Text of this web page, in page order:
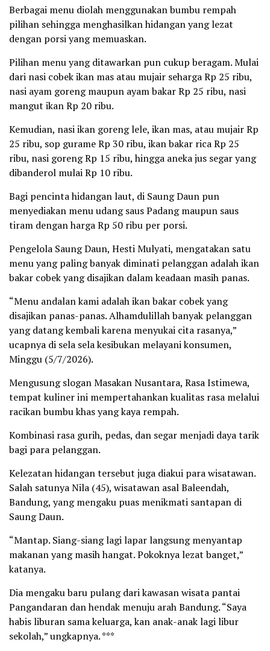
Berbagai menu diolah menggunakan bumbu rempah
pilihan sehingga menghasilkan hidangan yang lezat
dengan porsi yang memuaskan.
Pilihan menu yang ditawarkan pun cukup beragam. Mulai
dari nasi cobek ikan mas atau mujair seharga Rp 25 ribu,
nasi ayam goreng maupun ayam bakar Rp 25 ribu, nasi
mangut ikan Rp 20 ribu.
Kemudian, nasi ikan goreng lele, ikan mas, atau mujair Rp
25 ribu, sop gurame Rp 30 ribu, ikan bakar rica Rp 25
ribu, nasi goreng Rp 15 ribu, hingga aneka jus segar yang
dibanderol mulai Rp 10 ribu.
Bagi pencinta hidangan laut, di Saung Daun pun
menyediakan menu udang saus Padang maupun saus
tiram dengan harga Rp 50 ribu per porsi.
Pengelola Saung Daun, Hesti Mulyati, mengatakan satu
menu yang paling banyak diminati pelanggan adalah ikan
bakar cobek yang disajikan dalam keadaan masih panas.
“Menu andalan kami adalah ikan bakar cobek yang
disajikan panas-panas. Alhamdulillah banyak pelanggan
yang datang kembali karena menyukai cita rasanya,”
ucapnya di sela sela kesibukan melayani konsumen,
Minggu (5/7/2026).
Mengusung slogan Masakan Nusantara, Rasa Istimewa,
tempat kuliner ini mempertahankan kualitas rasa melalui
racikan bumbu khas yang kaya rempah.
Kombinasi rasa gurih, pedas, dan segar menjadi daya tarik
bagi para pelanggan.
Kelezatan hidangan tersebut juga diakui para wisatawan.
Salah satunya Nila (45), wisatawan asal Baleendah,
Bandung, yang mengaku puas menikmati santapan di
Saung Daun.
“Mantap. Siang-siang lagi lapar langsung menyantap
makanan yang masih hangat. Pokoknya lezat banget,”
katanya.
Dia mengaku baru pulang dari kawasan wisata pantai
Pangandaran dan hendak menuju arah Bandung. “Saya
habis liburan sama keluarga, kan anak-anak lagi libur
sekolah,” ungkapnya. ***